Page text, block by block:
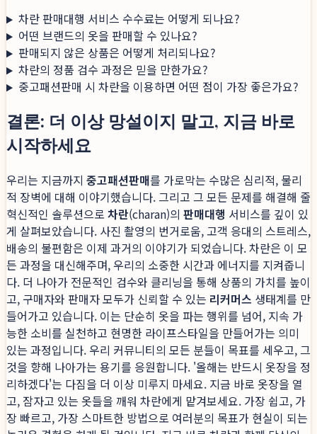
차란 판매대행 서비스 수수료는 어떻게 되나요?
어떤 브랜드의 옷을 판매할 수 있나요?
판매되지 않은 상품은 어떻게 처리되나요?
차란의 정품 검수 과정은 믿을 만한가요?
중고패션판매 시 차란을 이용하면 어떤 점이 가장 좋은가요?
결론: 더 이상 망설이지 말고, 지금 바로
시작하세요
우리는 지금까지 중고패션판매를 가로막는 수많은 심리적, 물리
적 장벽에 대해 이야기했습니다. 그리고 그 모든 문제를 해결해 줄
혁신적인 솔루션으로 차란(charan)의 판매대행 서비스를 깊이 있
게 살펴보았습니다. 사진 촬영의 번거로움, 고객 응대의 스트레스,
배송의 불편함은 이제 과거의 이야기가 되었습니다. 차란은 이 모
든 과정을 대신해주며, 우리의 소중한 시간과 에너지를 지켜줍니
다. 더 나아가 전문적인 검수와 클리닝을 통해 상품의 가치를 높이
고, 구매자와 판매자 모두가 신뢰할 수 있는 리커머스 생태계를 만
들어가고 있습니다. 이는 단순히 옷을 파는 행위를 넘어, 지속 가
능한 소비를 실천하고 현명한 라이프스타일을 만들어가는 의미
있는 과정입니다. 우리 커뮤니티의 모든 분들이 목표를 세우고, 그
것을 향해 나아가는 용기를 응원합니다. '올해는 반드시 옷장을 정
리하겠다'는 다짐을 더 이상 미루지 마세요. 지금 바로 옷장을 열
고, 잠자고 있는 옷들을 깨워 차란에게 맡겨보세요. 가장 쉽고, 가
장 빠르고, 가장 스마트한 방법으로 여러분의 목표가 현실이 되는